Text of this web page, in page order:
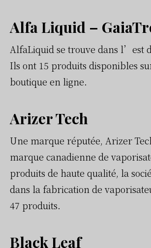
Alfa Liquid –
AlfaLiquid se trouve dans l’est
Ils ont 15 produits disponibles
boutique en ligne.
Arizer Tech
Une marque réputée, Arizer
marque canadienne de
produits de haute qualité, la
dans la fabrication de
47 produits.
Black Leaf